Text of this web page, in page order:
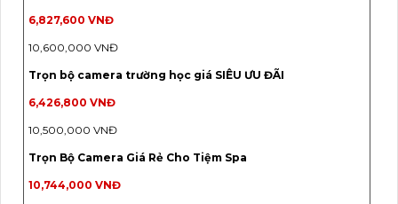
6,827,600 VNĐ
10,600,000 VNĐ
Trọn bộ camera trường học giá SIÊU ƯU ĐÃI
6,426,800 VNĐ
10,500,000 VNĐ
Trọn Bộ Camera Giá Rẻ Cho Tiệm Spa
10,744,000 VNĐ